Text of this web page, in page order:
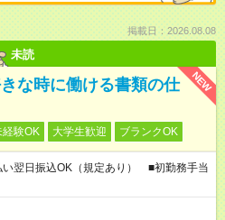
掲載日：2026.08.08
未読
NEW
な時に働ける書類の仕
験OK 大学生歓迎 ブランクOK
翌日振込OK（規定あり） ■初勤務手当